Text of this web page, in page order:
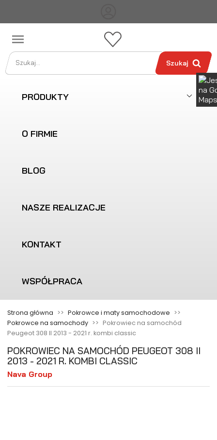

Szukaj
PRODUKTY
O FIRMIE
BLOG
NASZE REALIZACJE
KONTAKT
WSPÓŁPRACA
Strona główna
Pokrowce i maty samochodowe
Pokrowce na samochody
Pokrowiec na samochód
Peugeot 308 II 2013 - 2021 r. kombi classic
POKROWIEC NA SAMOCHÓD PEUGEOT 308 II
2013 - 2021 R. KOMBI CLASSIC
Nava Group